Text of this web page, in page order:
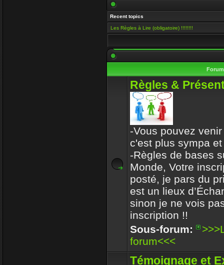
Salut Venusia, oui je
histoire de conserver
15 Mai 2019 00:13
Il y a encore quelqu'un
VénusiaBis
10 Mai 2019 11:53
Merci frérot d'avoir,
ans
mastercoach
31 Déc 2017 10:32
l-iap-t3413.html
Enjoy
30 Déc 2017 16:47
Bon voyage frerot
Enjoy
30 Déc 2017 16:32
Circle avait toujours
Recent topics
Les Règles à Lire (obligatoire) !!!!!!!!
Règles &
-Vous pouvez
c'est plus sympa
-Règles de bases
Monde, Votre
posté, je pars du
est un lieux
sinon je ne vois
inscription !!
Sous-forum:
forum<<<
Témoignage et